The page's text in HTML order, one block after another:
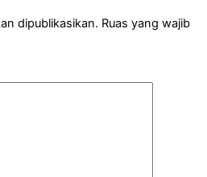
dipublikasikan. Ruas yang wajib